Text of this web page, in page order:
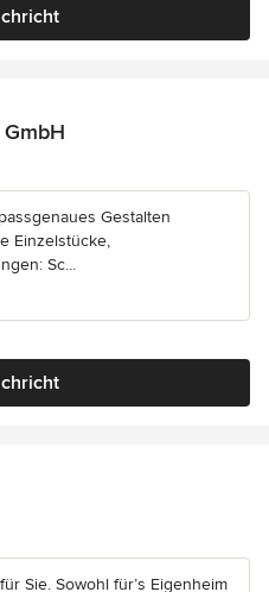
von 5 Sternen
Gestalten
Einzelstücke,
Sc...
von 5 Sternen
Sie. Sowohl für’s Eigenheim